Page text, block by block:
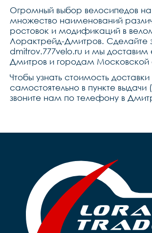
Огромный выбор велосипедов
множество наименований
ростовок и модификаций в
Лорактрейд-Дмитров. Сделайте
dmitrov.777velo.ru и мы доставим
Дмитров и городам Московской
Чтобы узнать стоимость
самостоятельно в пункте выдачи
звоните нам по телефону в